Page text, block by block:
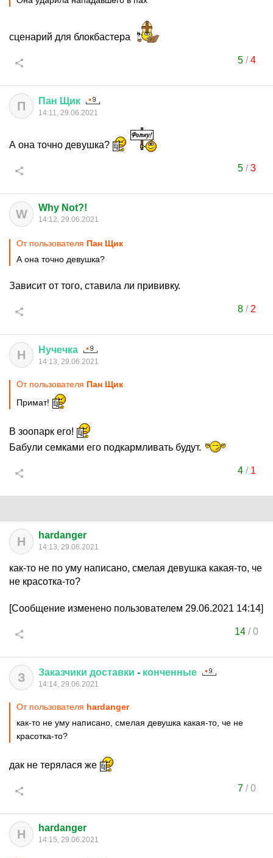
сценарий для блокбастера
5/4
П Пан Щик
14:11, 29.06.2021
А она точно девушка?
5/3
W Why Not?!
14:12, 29.06.2021
От пользователя Пан Щик
А она точно девушка?
Зависит от того, ставила ли прививку.
8/ 2
Н Нучечка
14:13, 29.06.2021
От пользователя Пан Щик
Примат!
В зоопарк его!
Бабули семками его подкармливать будут.
4/ 1
H hardanger
14:13, 29.06.2021
как-то не по уму написано, смелая девушка какая-то, че
не красотка-то?
[Сообщение изменено пользователем 29.06.2021 14:14]
14 /0
З Заказчики доставки - конченные
14:14, 29.06.2021
От пользователя hardanger
как-то не уму написано, смелая девушка какая-то, че не
красотка-то?
дак не терялася же
7/0
H hardanger
14:15, 29.06.2021